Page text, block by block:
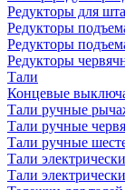
Редукторы для
Редукторы
Редукторы
Редукторы
Тали
Концевые
Тали ручные
Тали ручные
Тали ручные
Тали
Тали